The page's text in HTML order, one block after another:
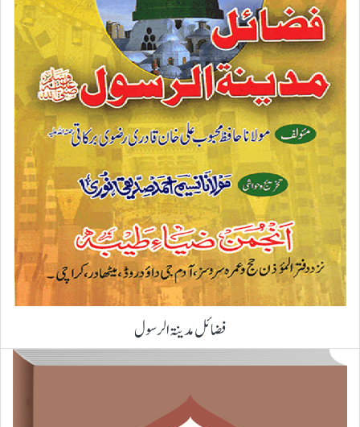
فضائل مدینۃ الرسول